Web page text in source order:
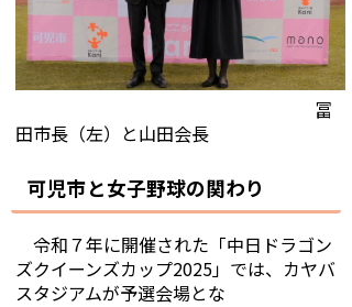
冨
田市長（左）と山田会長
可児市と女子野球の関わり
令和７年に開催された「中日ドラゴン
ズクイーンズカップ2025」では、カヤバ
スタジアムが予選会場とな